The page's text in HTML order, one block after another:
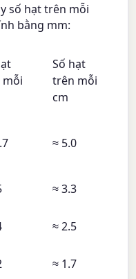
số hạt trên mỗi
bằng mm:
Số hạt
trên mỗi
cm
≈ 5.0
≈ 3.3
≈ 2.5
≈ 1.7